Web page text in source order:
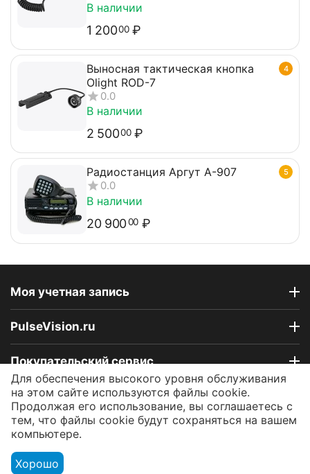
В наличии
1 20000 ₽
4
Выносная тактическая кнопка
Olight ROD-7
0.0
В наличии
2 50000 ₽
5
Радиостанция Аргут А-907
0.0
В наличии
20 90000 ₽
Моя учетная запись
PulseVision.ru
Покупательский сервис
Контакты
© 2009 - 2026 Интернет-магазин PulseVision.ru.
Для обеспечения высокого уровня обслуживания
на этом сайте используются файлы cookie.
Продолжая его использование, вы соглашаетесь с
тем, что файлы cookie будут сохраняться на вашем
компьютере.
Хорошо